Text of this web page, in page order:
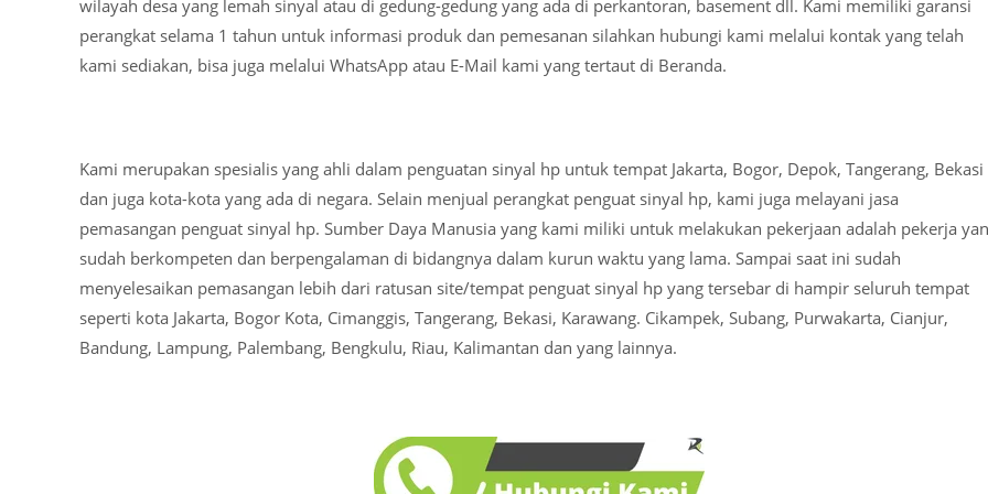
wilayah desa yang lemah sinyal atau di gedung-gedung yang ada di perkantoran, basement dll. Kami memiliki garansi
perangkat selama 1 tahun untuk informasi produk dan pemesanan silahkan hubungi kami melalui kontak yang telah
kami sediakan, bisa juga melalui WhatsApp atau E-Mail kami yang tertaut di Beranda.
Kami merupakan spesialis yang ahli dalam penguatan sinyal hp untuk tempat Jakarta, Bogor, Depok, Tangerang, Bekasi
dan juga kota-kota yang ada di negara. Selain menjual perangkat penguat sinyal hp, kami juga melayani jasa
pemasangan penguat sinyal hp. Sumber Daya Manusia yang kami miliki untuk melakukan pekerjaan adalah pekerja
sudah berkompeten dan berpengalaman di bidangnya dalam kurun waktu yang lama. Sampai saat ini sudah
menyelesaikan pemasangan lebih dari ratusan site/tempat penguat sinyal hp yang tersebar di hampir seluruh tempat
seperti kota Jakarta, Bogor Kota, Cimanggis, Tangerang, Bekasi, Karawang. Cikampek, Subang, Purwakarta, Cianjur,
Bandung, Lampung, Palembang, Bengkulu, Riau, Kalimantan dan yang lainnya.